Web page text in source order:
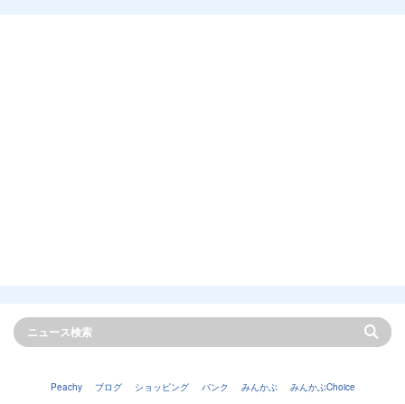
Peachy ブログ ショッピング バンク みんかぶ
みんかぶChoice